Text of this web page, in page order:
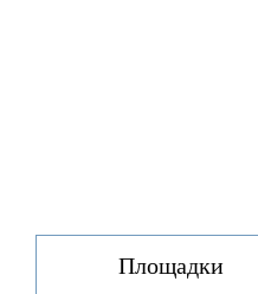
Площадки